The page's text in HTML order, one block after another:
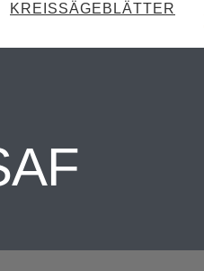
KREISSÄGEBLÄTTER